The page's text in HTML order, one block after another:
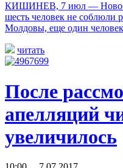
КИШИНЕВ, 7 июл —
шесть человек не соблюли
Молдовы, еще один
читать
После
апелляций
увеличилось